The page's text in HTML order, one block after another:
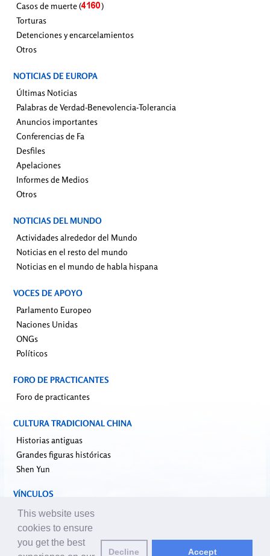
Casos de muerte (
)
Torturas
Detenciones y encarcelamientos
Otros
NOTICIAS DE EUROPA
Últimas Noticias
Palabras de Verdad-Benevolencia-Tolerancia
Anuncios importantes
Conferencias de Fa
Desfiles
Apelaciones
Informes de Medios
Otros
NOTICIAS DEL MUNDO
Actividades alrededor del Mundo
Noticias en el resto del mundo
Noticias en el mundo de habla hispana
VOCES DE APOYO
Parlamento Europeo
Naciones Unidas
ONGs
Políticos
FORO DE PRACTICANTES
Foro de practicantes
CULTURA TRADICIONAL CHINA
Historias antiguas
Grandes figuras históricas
Shen Yun
VÍNCULOS
falundafa.org
faluninfo.net
minghui.org
pureinsight.org
This website uses
cookies to ensure
you get the best
Decline Accept